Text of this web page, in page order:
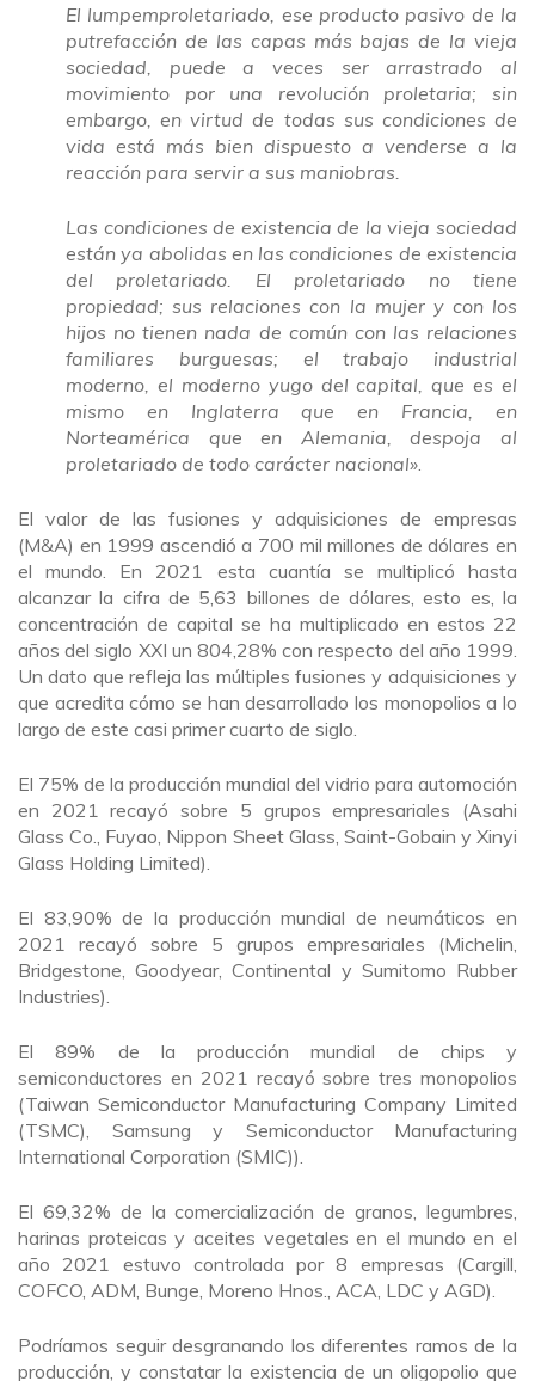
El lumpemproletariado, ese producto pasivo de la
putrefacción de las capas más bajas de la vieja
sociedad, puede a veces ser arrastrado al
movimiento por una revolución proletaria; sin
embargo, en virtud de todas sus condiciones de
vida está más bien dispuesto a venderse a la
reacción para servir a sus maniobras.
Las condiciones de existencia de la vieja sociedad
están ya abolidas en las condiciones de existencia
del proletariado. El proletariado no tiene
propiedad; sus relaciones con la mujer y con los
hijos no tienen nada de común con las relaciones
familiares burguesas; el trabajo industrial
moderno, el moderno yugo del capital, que es el
mismo en Inglaterra que en Francia, en
Norteamérica que en Alemania, despoja al
proletariado de todo carácter nacional»
El valor de las fusiones y adquisiciones de empresas
(M&A) en 1999 ascendió a 700 mil millones de dólares en
el mundo. En 2021 esta cuantía se multiplicó hasta
alcanzar la cifra de 5,63 billones de dólares, esto es, la
concentración de capital se ha multiplicado en estos 22
años del siglo XXI un 804,28% con respecto del año 1999.
Un dato que refleja las múltiples fusiones y adquisiciones y
que acredita cómo se han desarrollado los monopolios a lo
largo de este casi primer cuarto de siglo.
El 75% de la producción mundial del vidrio para automoción
en 2021 recayó sobre 5 grupos empresariales (Asahi
Glass Co., Fuyao, Nippon Sheet Glass, Saint-Gobain y Xinyi
Glass Holding Limited).
El 83,90% de la producción mundial de neumáticos en
2021 recayó sobre 5 grupos empresariales (Michelin,
Bridgestone, Goodyear, Continental y Sumitomo Rubber
Industries).
El 89% de la producción mundial de chips y
semiconductores en 2021 recayó sobre tres monopolios
(Taiwan Semiconductor Manufacturing Company Limited
(TSMC), Samsung y Semiconductor Manufacturing
International Corporation (SMIC)).
El 69,32% de la comercialización de granos, legumbres,
harinas proteicas y aceites vegetales en el mundo en el
año 2021 estuvo controlada por 8 empresas (Cargill,
COFCO, ADM, Bunge, Moreno Hnos., ACA, LDC y AGD).
Podríamos seguir desgranando los diferentes ramos de la
producción, y constatar la existencia de un oligopolio que